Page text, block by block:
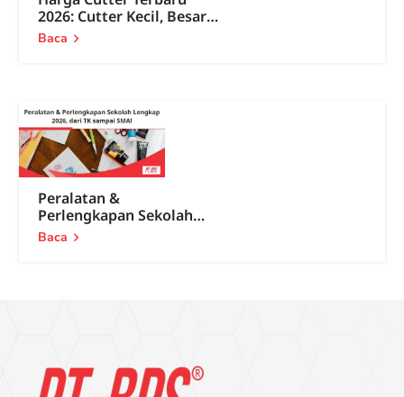
2026: Cutter Kecil, Besar
Semua Ada!
Baca
Peralatan &
Perlengkapan Sekolah
Lengkap 2026, dari TK
Baca